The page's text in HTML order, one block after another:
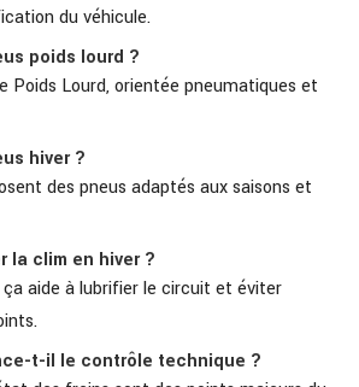
du véhicule.
poids lourd ?
Poids Lourd, orientée pneumatiques et
hiver ?
des pneus adaptés aux saisons et
la clim en hiver ?
aide à lubrifier le circuit et éviter
t-il le contrôle technique ?